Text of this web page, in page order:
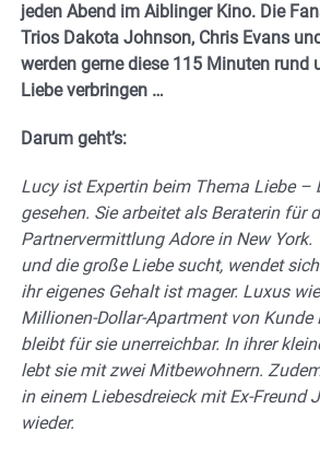
jeden Abend im Aiblinger Kino. Die
Trios Dakota Johnson, Chris Evans
werden gerne diese 115 Minuten rund
Liebe verbringen …
Darum geht’s:
Lucy ist Expertin beim Thema Liebe –
gesehen. Sie arbeitet als Beraterin für
Partnervermittlung Adore in New York.
und die große Liebe sucht, wendet
ihr eigenes Gehalt ist mager. Luxus
Millionen-Dollar-Apartment von Kunde
bleibt für sie unerreichbar. In ihrer
lebt sie mit zwei Mitbewohnern.
in einem Liebesdreieck mit Ex-Freund
wieder.